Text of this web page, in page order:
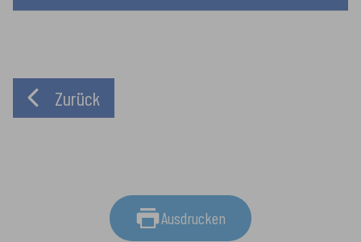
Zurück
Ausdrucken